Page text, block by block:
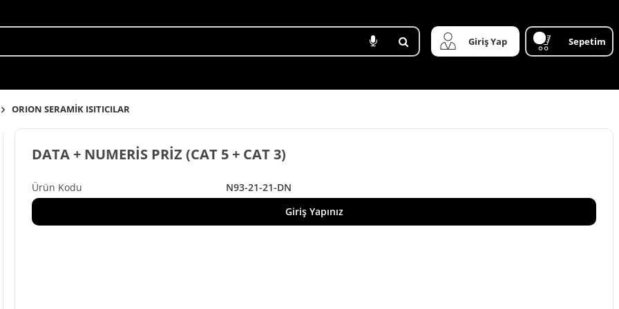
Giriş Yap Sepetim
ORION SERAMİK ISITICILAR
N93-21-21-DN
DATA + NUMERİS PRİZ (CAT 5 + CAT 3)
Giriş Yapınız